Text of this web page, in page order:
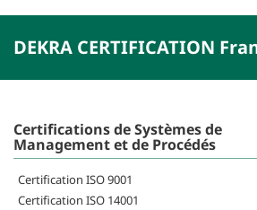
DEKRA CERTIFICATION
Certifications de Systèmes de
Management et de Procédés
Certification ISO 9001
Certification ISO 14001